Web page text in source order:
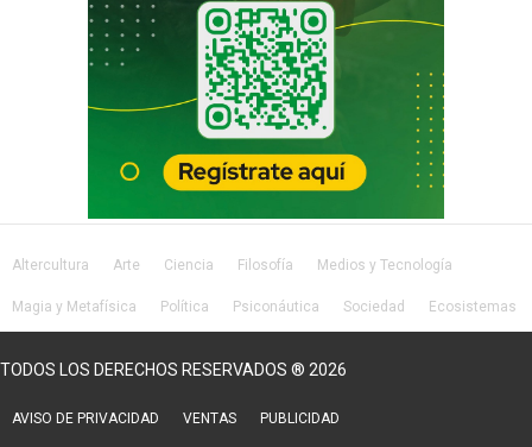
Altercultura Arte Ciencia Filosofía Medios y Tecnología
Magia y Metafísica Política Psiconáutica Sociedad Ecosistemas
TODOS LOS DERECHOS RESERVADOS ® 2026
AVISO DE PRIVACIDAD VENTAS PUBLICIDAD